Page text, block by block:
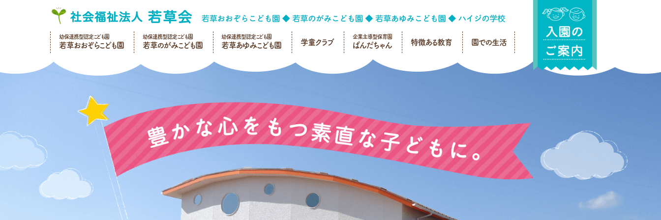
幼保連携型認定こども園
若草おおぞらこども園
幼保連携型認定こども園
若草のがみこども園
幼保連携型認定こども園
若草あゆみこども園 学童クラブ
企業主導型保育園
ぱんだちゃん 特徴ある教育 園での生活